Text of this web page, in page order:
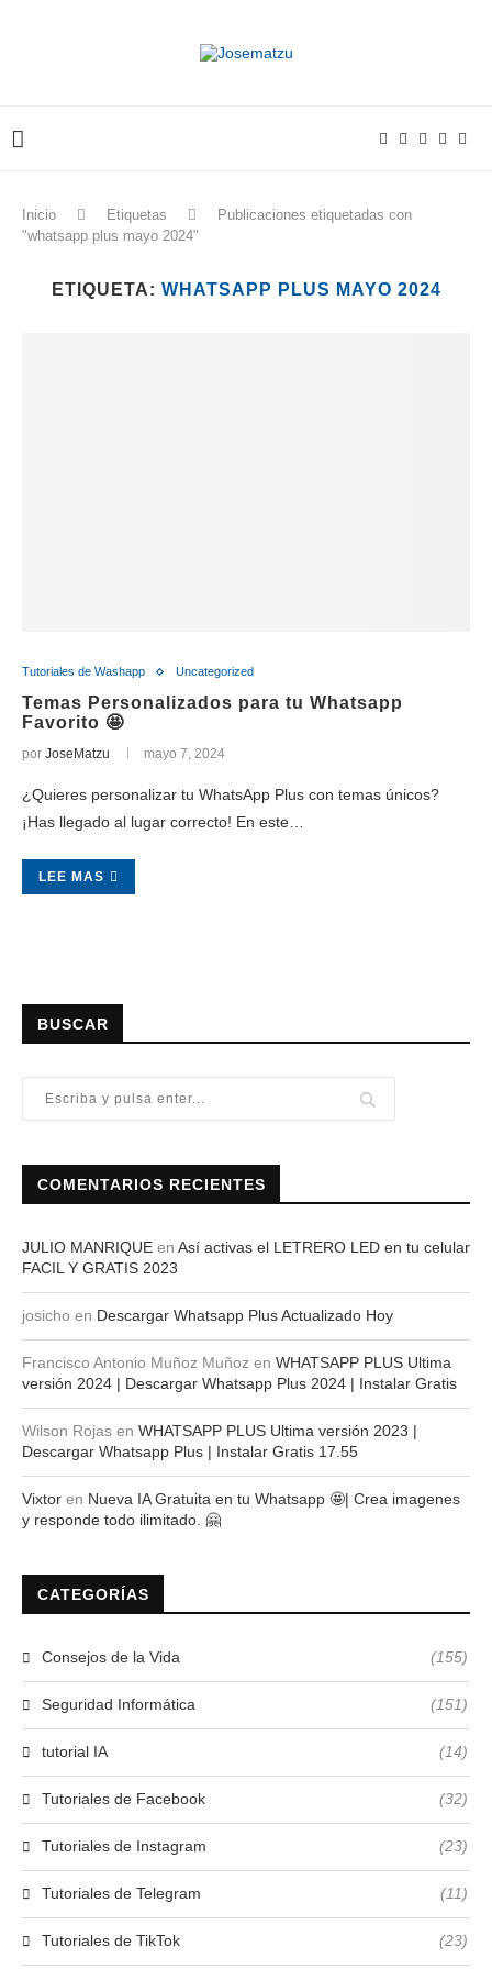
Inicio Etiquetas
Publicaciones etiquetadas con
"whatsapp plus mayo 2024"
ETIQUETA: WHATSAPP PLUS MAYO 2024
Tutoriales de Washapp Uncategorized
Temas Personalizados para tu Whatsapp
Favorito 🤩
por JoseMatzu mayo 7, 2024
¿Quieres personalizar tu WhatsApp Plus con temas únicos?
¡Has llegado al lugar correcto! En este…
LEE MAS
BUSCAR
COMENTARIOS RECIENTES
JULIO MANRIQUE en Así activas el LETRERO LED en tu celular
FACIL Y GRATIS 2023
josicho en Descargar Whatsapp Plus Actualizado Hoy
Francisco Antonio Muñoz Muñoz en WHATSAPP PLUS Ultima
versión 2024 | Descargar Whatsapp Plus 2024 | Instalar Gratis
Wilson Rojas en WHATSAPP PLUS Ultima versión 2023 |
Descargar Whatsapp Plus | Instalar Gratis 17.55
Vixtor en Nueva IA Gratuita en tu Whatsapp 🤩| Crea imagenes
y responde todo ilimitado. 🤗
CATEGORÍAS
Consejos de la Vida (155)
Seguridad Informática (151)
tutorial IA (14)
Tutoriales de Facebook (32)
Tutoriales de Instagram (23)
Tutoriales de Telegram (11)
Tutoriales de TikTok (23)